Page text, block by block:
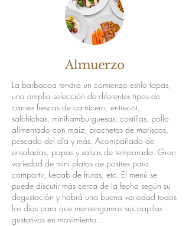
Almuerzo
La barbacoa tendrá un comienzo estilo tapas,
una amplia selección de diferentes tipos de
carnes frescas de carnicero, entrecot,
salchichas, minihamburguesas, costillas, pollo
alimentado con maíz, brochetas de mariscos,
pescado del día y más. Acompañado de
ensaladas, papas y salsas de temporada. Gran
variedad de mini platos de postres para
compartir, kebab de frutas, etc. El menú se
puede discutir más cerca de la fecha según su
degustación y habrá una buena variedad todos
los días para que mantengamos sus papilas
gustativas en movimiento. .